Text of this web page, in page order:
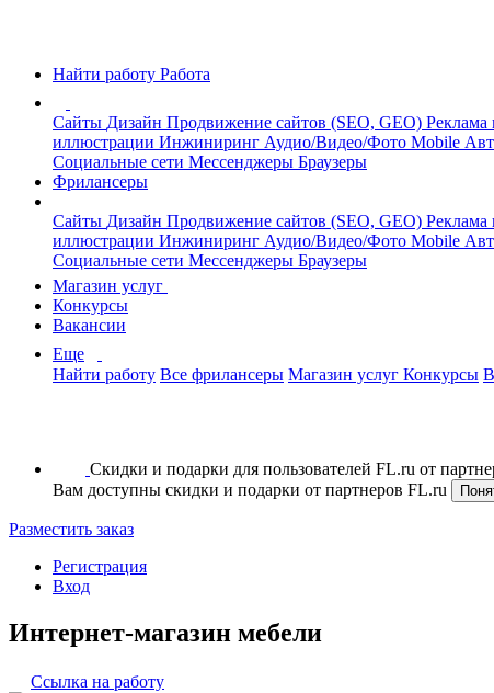
Найти работу Работа
Сайты Дизайн Продвижение сайтов (SEO, GEO) Реклама
иллюстрации Инжиниринг Аудио/Видео/Фото Mobile
Социальные сети Мессенджеры Браузеры
Фрилансеры
Сайты Дизайн Продвижение сайтов (SEO, GEO) Реклама
иллюстрации Инжиниринг Аудио/Видео/Фото Mobile
Социальные сети Мессенджеры Браузеры
Магазин услуг
Конкурсы
Вакансии
Еще
Найти работу Все фрилансеры Магазин услуг Конкурсы
Скидки и подарки для пользователей FL.ru от
Вам доступны скидки и подарки от партнеров FL.ru
Разместить заказ
Регистрация
Вход
Интернет-магазин мебели
Ссылка на работу